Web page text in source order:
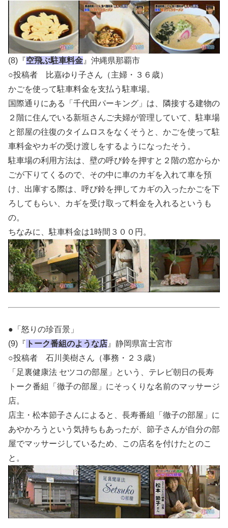
(8)『空飛ぶ駐車料金 』沖縄県那覇市
○投稿者 比嘉ゆり子さん（主婦・３６歳）
かごを使って駐車料金を支払う駐車場。
国際通りにある「千代田パーキング」は、隣接する建物の
２階に住んでいる新垣さんご夫婦が管理していて、駐車場
と部屋の往復のタイムロスをなくそうと、かごを使って駐
車料金やカギの受け渡しをするようになったそう。
駐車場の利用方法は、壁の呼び鈴を押すと２階の窓からか
ごが下りてくるので、その中に車のカギを入れて車を預
け、出庫する際は、呼び鈴を押してカギの入ったかごを下
ろしてもらい、カギを受け取って料金を入れるというも
の。
ちなみに、駐車料金は1時間３００円。
●「怒りの珍百景」
(9)『 トーク番組のような店 』静岡県富士宮市
○投稿者 石川美樹さん（事務・２３歳）
「足裏健康法 セツコの部屋」という、テレビ朝日の長寿
トーク番組「徹子の部屋」にそっくりな名前のマッサージ
店。
店主・松本節子さんによると、長寿番組「徹子の部屋」に
あやかろうという気持ちもあったが、節子さんが自分の部
屋でマッサージしているため、この店名を付けたとのこ
と。